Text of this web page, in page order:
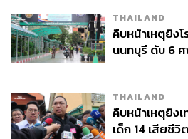
THAILAND
คืบหน้าเหตุยิง
นนทบุรี ดับ 6 ศ
THAILAND
คืบหน้าเหตุยิง
เด็ก 14 เสียชี